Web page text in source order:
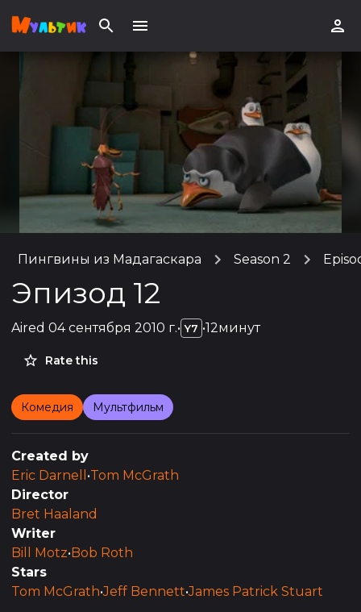
Пингвины из Мадагаскара Season 2
Эпизод 12
Aired 04 сентября 2010 г.• Y7 •12минут
Rate this
Комедия Мультфильм
Created by
Eric Darnell •Tom McGrath
Director
Bret Haaland
Writer
Bill Motz• Bob Roth
Stars
Tom McGrath•Jeff Bennett•James Patrick Stuart